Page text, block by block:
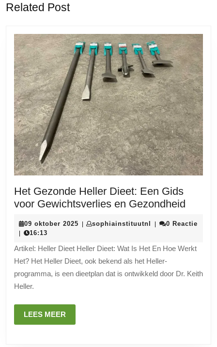
bericht:
Related Post
Het Gezonde Heller Dieet: Een Gids
voor Gewichtsverlies en Gezondheid
Heller
Een
voor
09 oktober 2025 09
sophiainstituutnl sophiainstituutnl
0 Reactie
16:13
Artikel: Heller Dieet Heller Dieet: Wat Is Het En Hoe Werkt
Het? Het Heller Dieet, ook bekend als het Heller-
programma, is een dieetplan dat is ontwikkeld door Dr. Keith
Heller.
LEES MEER
MEER